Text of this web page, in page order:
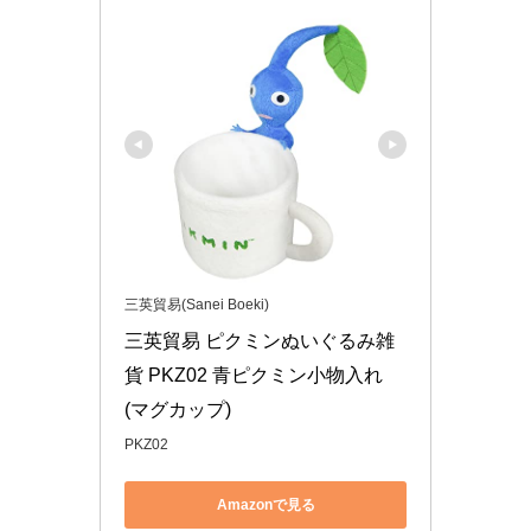
三英貿易(Sanei Boeki)
三英貿易 ピクミンぬいぐるみ雑
貨 PKZ02 青ピクミン小物入れ
(マグカップ)
PKZ02
Amazonで見る